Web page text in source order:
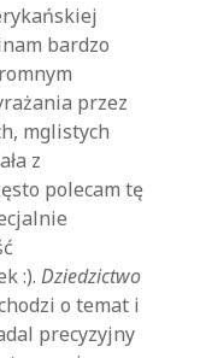
bardzo
przez
mglistych
z
polecam tę
:).Dziedzictwo
o temat i
precyzyjny